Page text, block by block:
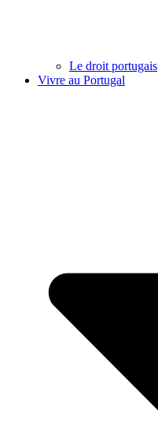
Le droit portugais
Vivre au Portugal